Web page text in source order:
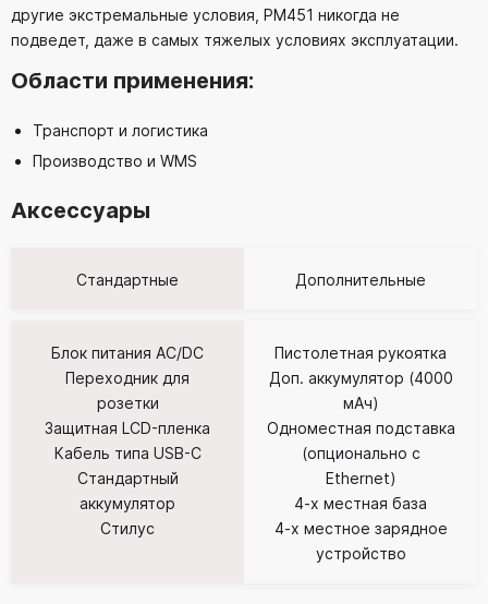
другие экстремальные условия, РМ451 никогда не
подведет, даже в самых тяжелых условиях эксплуатации.
Области применения:
Транспорт и логистика
Производство и WMS
Аксессуары
Стандартные Дополнительные
Блок питания AC/DC
Переходник для
розетки
Защитная LCD-пленка
Кабель типа USB-C
Стандартный
аккумулятор
Стилус
Пистолетная рукоятка
Доп. аккумулятор (4000
мАч)
Одноместная подставка
(опционально с
Ethernet)
4-х местная база
4-х местное зарядное
устройство